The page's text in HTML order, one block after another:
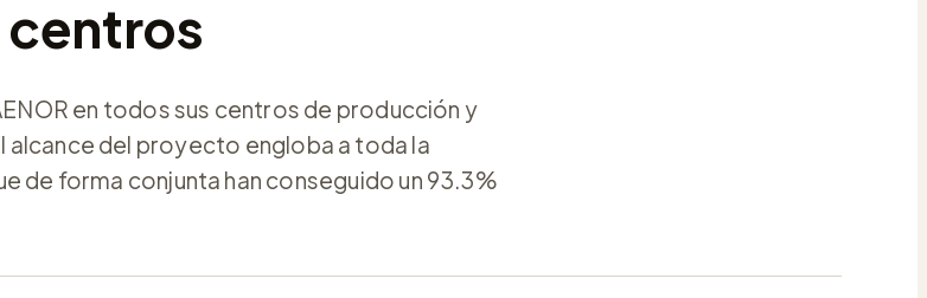
centros
en todos sus centros de producción y
alcance del proyecto engloba a toda la
de forma conjunta han conseguido un 93.3%